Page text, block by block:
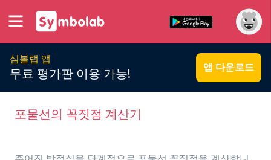
심볼랩 앱
무료 평가판 이용 가능! 앱 다운로드
포물선의 꼭짓점 계산기